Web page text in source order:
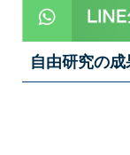
自由研究の成